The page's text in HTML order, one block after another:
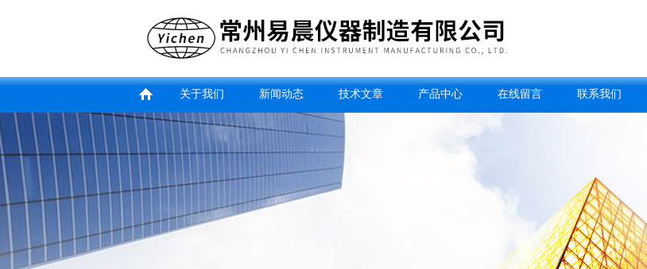
关于我们 新闻动态 技术文章 产品中心 在线留言 联系我们